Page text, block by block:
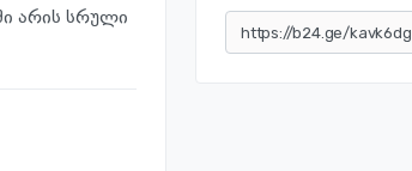
არის სრული